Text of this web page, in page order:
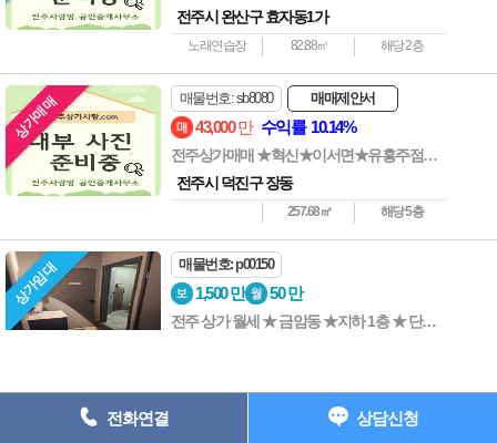
전주시 완산구 효자동1가
노래연습장 82.88㎡ 해당 2층
상가매매 매물번호: sb8080 매매제안서
43,000만 수익률 10.14%
전주상가매매 ★혁신★이서면★유흥주점★상가매매★수익률굿
전주시 덕진구 장동
257.68㎡ 해당 5층
상가임대 매물번호: p00150
1,500만 50만
전주 상가 월세 ★ 금암동 ★지하 1층 ★ 단란주점
주소: 전주시 완산구 중화산동2가 735-7 202호 ┃ 등록번호 : 45111-
2023-00001
전화 : 063-227-1117 ┃ 팩스 : 063-224-1118 e-
mail : junkil3216@naver.com
Copyright ⓒ 전주상가사랑 All Rights Reserved.
063) 227-1117
전화연결 상담신청